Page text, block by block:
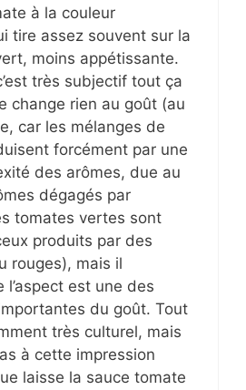
à la couleur
tire assez souvent sur la
moins appétissante.
très subjectif tout ça
change rien au goût (au
car les mélanges de
forcément par une
des arômes, due au
dégagés par
tomates vertes sont
produits par des
rouges), mais il
l’aspect est une des
du goût. Tout
très culturel, mais
à cette impression
laisse la sauce tomate